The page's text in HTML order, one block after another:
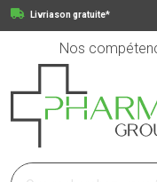
Livriason gratuite*
Nos
Pharmagroupe Votre